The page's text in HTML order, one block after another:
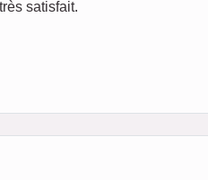
satisfait.